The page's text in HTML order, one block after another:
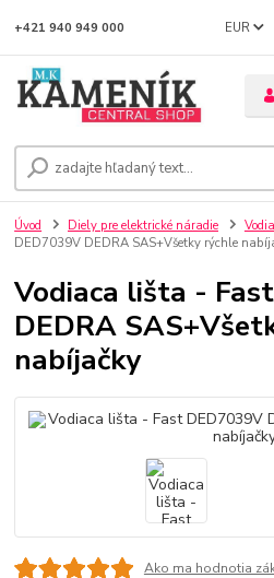
EUR
+421 940 949 000
Úvod Diely pre elektrické náradie
DED7039V DEDRA SAS+Všetky rýchle
Vodiaca lišta -
DEDRA
nabíjačky
Ako ma hodnotia